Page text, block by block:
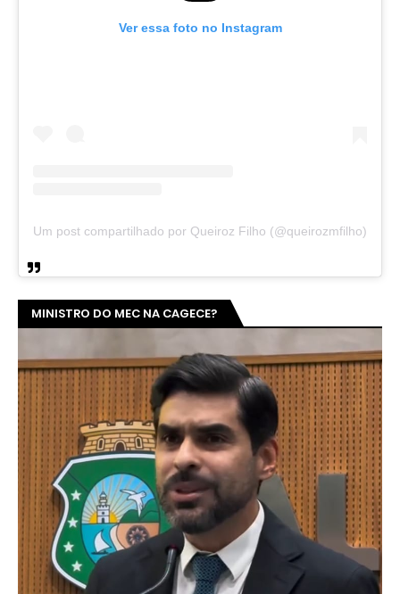
Ver essa foto no Instagram
Um post compartilhado por Queiroz Filho (@queirozmfilho)
MINISTRO DO MEC NA CAGECE?